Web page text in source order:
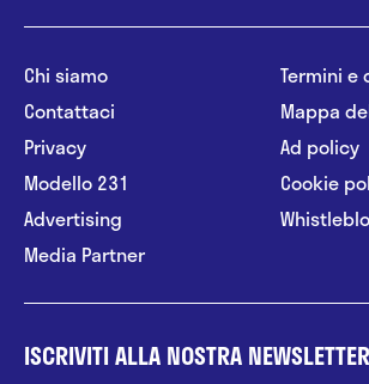
Chi siamo
Contattaci
Privacy
Modello 231
Advertising
Media Partner
Termini e
Mappa
Ad policy
Cookie
ISCRIVITI ALLA NOSTRA NEWSLETTER